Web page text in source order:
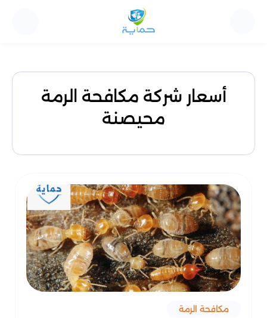
أسعار شركة مكافحة الرمة
محيصنة
مكافحة الرمة